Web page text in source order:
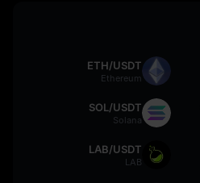
ETH/USDT
Ethereum
SOL/USDT
Solana
LAB/USDT
LAB